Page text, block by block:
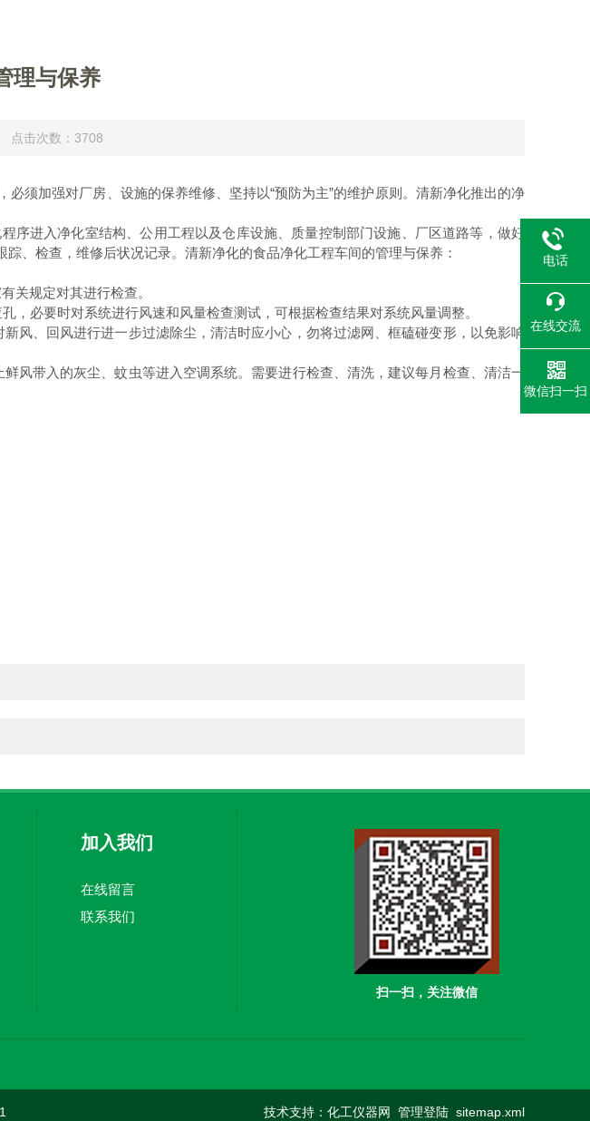
理与保养
击次数：3708
须加强对厂房、设施的保养维修、坚持以“预防为主”的维护原则。清新净化推出的净
进入净化室结构、公用工程以及仓库设施、质量控制部门设施、厂区道路等，做好
、检查，维修后状况记录。清新净化的食品净化工程车间的管理与保养：
关规定对其进行检查。
必要时对系统进行风速和风量检查测试，可根据检查结果对系统风量调整。
风、回风进行进一步过滤除尘，清洁时应小心，勿将过滤网、框磕碰变形，以免影响
风带入的灰尘、蚊虫等进入空调系统。需要进行检查、清洗，建议每月检查、清洁一
加入我们
在线留言
联系我们
扫一扫，关注微信
技术支持： 化工仪器网 管理登陆 sitemap.xml
电话
在线交流
微信扫一扫